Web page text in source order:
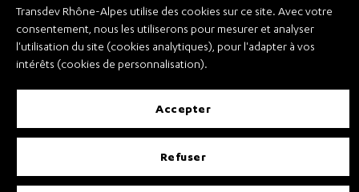
Transdev Rhône-Alpes utilise des cookies sur ce site. Avec votre
consentement, nous les utiliserons pour mesurer et analyser
l'utilisation du site (cookies analytiques), pour l'adapter à vos
intérêts (cookies de personnalisation).
accepter
refuser
Nous rejoindre
Mentions légales
Conditions Générales de Vente
Conditions générales d’utilisation
Gestion des cookies
Accessibilité : partiellement conforme